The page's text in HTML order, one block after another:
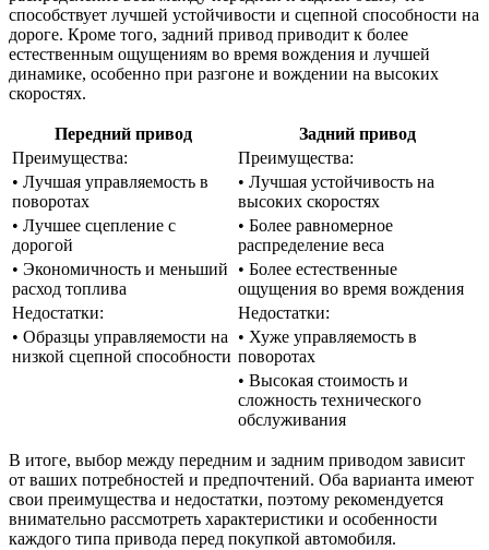
способствует лучшей устойчивости и сцепной способности на
дороге. Кроме того, задний привод приводит к более
естественным ощущениям во время вождения и лучшей
динамике, особенно при разгоне и вождении на высоких
скоростях.
Передний привод
Задний привод
Преимущества:
Преимущества:
• Лучшая управляемость в
поворотах
• Лучшая устойчивость на
высоких скоростях
• Лучшее сцепление с
дорогой
• Более равномерное
распределение веса
• Экономичность и меньший
расход топлива
• Более естественные
ощущения во время вождения
Недостатки:
Недостатки:
• Образцы управляемости на
низкой сцепной способности
• Хуже управляемость в
поворотах
• Высокая стоимость и
сложность технического
обслуживания
В итоге, выбор между передним и задним приводом зависит
от ваших потребностей и предпочтений. Оба варианта имеют
свои преимущества и недостатки, поэтому рекомендуется
внимательно рассмотреть характеристики и особенности
каждого типа привода перед покупкой автомобиля.